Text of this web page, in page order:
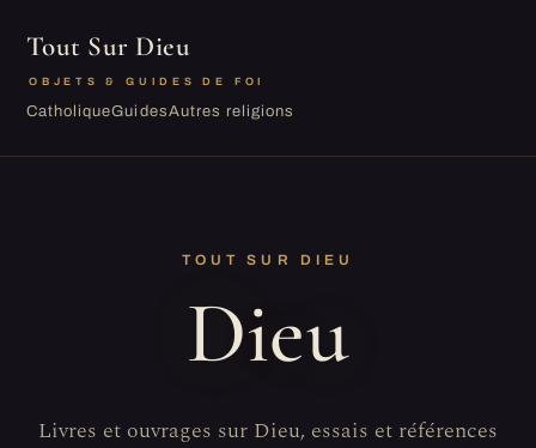
Tout Sur Dieu
OBJETS & GUIDES DE FOI
CatholiqueGuidesAutres religions
TOUT SUR DIEU
Dieu
Livres et ouvrages sur Dieu, essais et références